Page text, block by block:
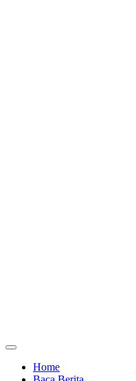
Home